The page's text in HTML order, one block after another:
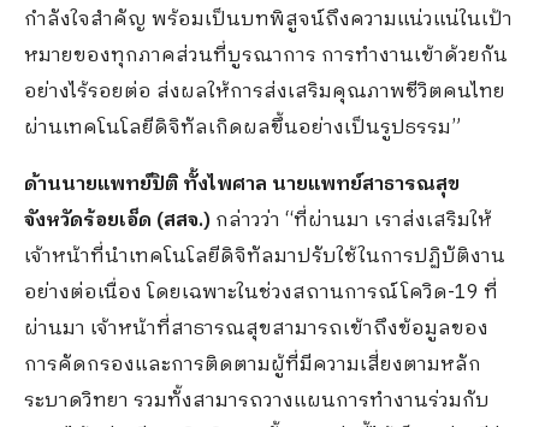
กำลังใจสำคัญ พร้อมเป็นบทพิสูจน์ถึงความแน่วแน่ในเป้า
หมายของทุกภาคส่วนที่บูรณาการ การทำงานเข้าด้วยกัน
อย่างไร้รอยต่อ ส่งผลให้การส่งเสริมคุณภาพชีวิตคนไทย
ผ่านเทคโนโลยีดิจิทัลเกิดผลขึ้นอย่างเป็นรูปธรรม”
ด้านนายแพทย์ปิติ ทั้งไพศาล นายแพทย์สาธารณสุข
จังหวัดร้อยเอ็ด (สสจ.)กล่าวว่า “ที่ผ่านมา เราส่งเสริมให้
เจ้าหน้าที่นำเทคโนโลยีดิจิทัลมาปรับใช้ในการปฏิบัติงาน
อย่างต่อเนื่อง โดยเฉพาะในช่วงสถานการณ์โควิด-19 ที่
ผ่านมา เจ้าหน้าที่สาธารณสุขสามารถเข้าถึงข้อมูลของ
การคัดกรองและการติดตามผู้ที่มีความเสี่ยงตามหลัก
ระบาดวิทยา รวมทั้งสามารถวางแผนการทำงานร่วมกับ